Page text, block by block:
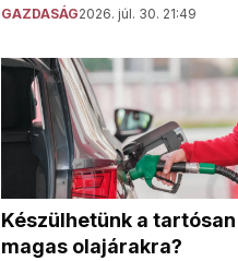
GAZDASÁG2026. júl. 30. 21:49
Készülhetünk a tartósan
magas olajárakra?